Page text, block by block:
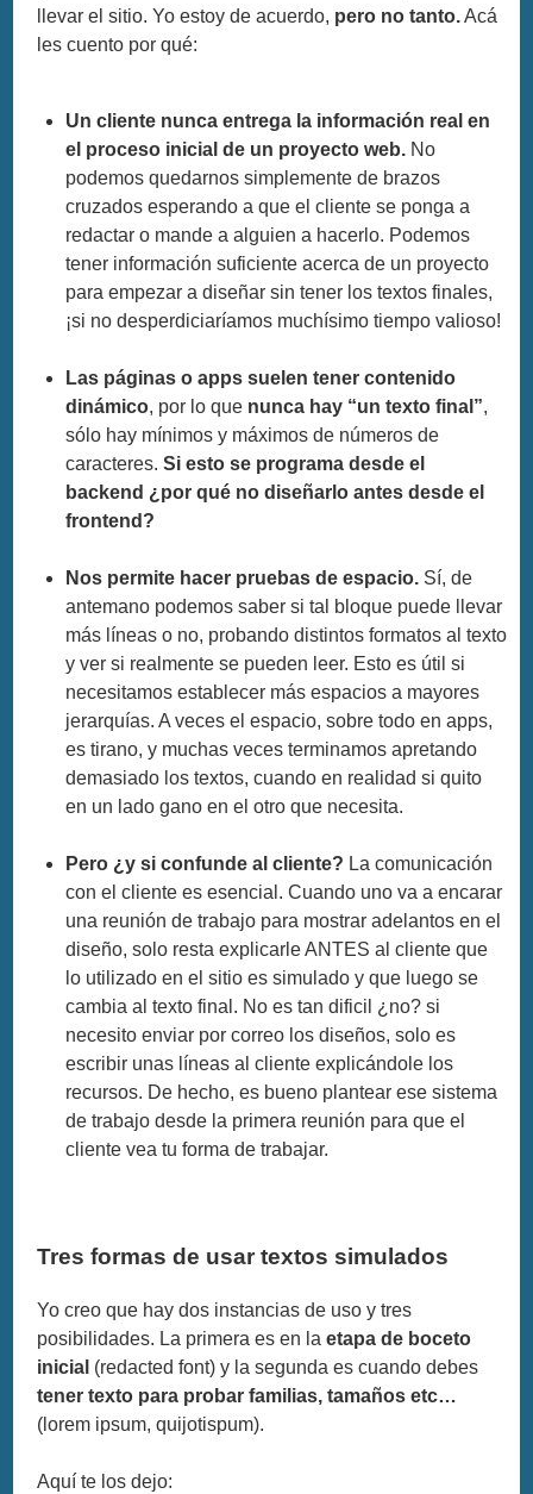
llevar el sitio. Yo estoy de acuerdo, pero no tanto.Acá
les cuento por qué:
Un cliente nunca entrega la información real en
el proceso inicial de un proyecto web. No
podemos quedarnos simplemente de brazos
cruzados esperando a que el cliente se ponga a
redactar o mande a alguien a hacerlo. Podemos
tener información suficiente acerca de un proyecto
para empezar a diseñar sin tener los textos finales,
¡si no desperdiciaríamos muchísimo tiempo valioso!
Las páginas o apps suelen tener contenido
dinámico, por lo que nunca hay “un texto final”,
sólo hay mínimos y máximos de números de
caracteres.Si esto se programa desde el
backend ¿por qué no diseñarlo antes desde el
frontend?
Nos permite hacer pruebas de espacio. Sí, de
antemano podemos saber si tal bloque puede llevar
más líneas o no, probando distintos formatos al texto
y ver si realmente se pueden leer. Esto es útil si
necesitamos establecer más espacios a mayores
jerarquías. A veces el espacio, sobre todo en apps,
es tirano, y muchas veces terminamos apretando
demasiado los textos, cuando en realidad si quito
en un lado gano en el otro que necesita.
Pero ¿y si confunde al cliente? La comunicación
con el cliente es esencial. Cuando uno va a encarar
una reunión de trabajo para mostrar adelantos en el
diseño, solo resta explicarle ANTES al cliente que
lo utilizado en el sitio es simulado y que luego se
cambia al texto final. No es tan dificil ¿no? si
necesito enviar por correo los diseños, solo es
escribir unas líneas al cliente explicándole los
recursos. De hecho, es bueno plantear ese sistema
de trabajo desde la primera reunión para que el
cliente vea tu forma de trabajar.
Tres formas de usar textos simulados
Yo creo que hay dos instancias de uso y tres
posibilidades. La primera es en la etapa de boceto
inicial (redacted font) y la segunda es cuando debes
tener texto para probar familias, tamaños etc…
(lorem ipsum, quijotispum).
Aquí te los dejo: